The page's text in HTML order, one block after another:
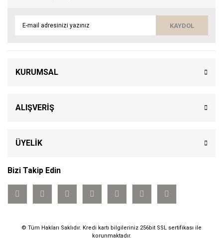
KAYDOL
KURUMSAL
ALIŞVERİŞ
ÜYELİK
Bizi Takip Edin
© Tüm Hakları Saklıdır. Kredi kartı bilgileriniz 256bit SSL sertifikası ile
korunmaktadır.